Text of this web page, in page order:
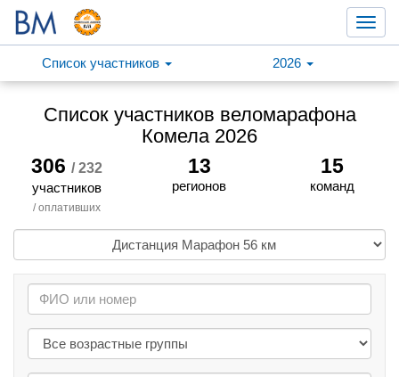
Список участников
2026
Список участников веломарафона
Комела 2026
306 / 232
участников
/ оплативших
13
регионов
15
команд